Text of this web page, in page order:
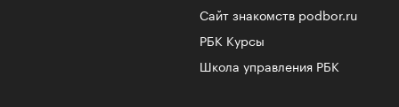
Сайт знакомств podbor.ru
РБК Курсы
Школа управления РБК